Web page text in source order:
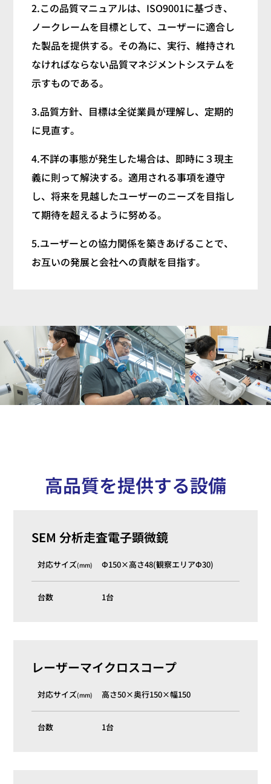
2.この品質マニュアルは、ISO9001に基づき、
ノークレームを目標として、ユーザーに適合し
た製品を提供する。その為に、実行、維持され
なければならない品質マネジメントシステムを
示すものである。
3.品質方針、目標は全従業員が理解し、定期的
に見直す。
4.不詳の事態が発生した場合は、即時に３現主
義に則って解決する。適用される事項を遵守
し、将来を見越したユーザーのニーズを目指し
て期待を超えるように努める。
5.ユーザーとの協力関係を築きあげることで、
お互いの発展と会社への貢献を目指す。
高品質を提供する設備
SEM 分析走査電子顕微鏡
対応サイズ(mm) Φ150×高さ48(観察エリアΦ30)
台数 1台
レーザーマイクロスコープ
対応サイズ(mm) 高さ50×奥行150×幅150
台数 1台